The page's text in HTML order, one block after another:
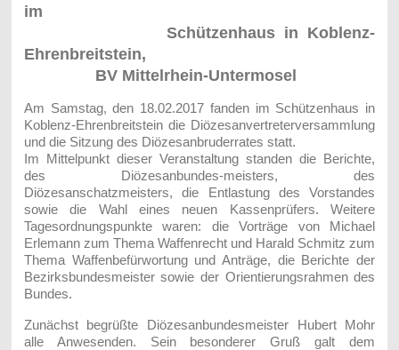
im
Schützenhaus in Koblenz-
Ehrenbreitstein,
BV Mittelrhein-Untermosel
Am Samstag, den 18.02.2017 fanden im Schützenhaus in
Koblenz-Ehrenbreitstein die Diözesanvertreterversammlung
und die Sitzung des Diözesanbruderrates statt.
Im Mittelpunkt dieser Veranstaltung standen die Berichte,
des Diözesanbundes-meisters, des
Diözesanschatzmeisters, die Entlastung des Vorstandes
sowie die Wahl eines neuen Kassenprüfers. Weitere
Tagesordnungspunkte waren: die Vorträge von Michael
Erlemann zum Thema Waffenrecht und Harald Schmitz zum
Thema Waffenbefürwortung und Anträge, die Berichte der
Bezirksbundesmeister sowie der Orientierungsrahmen des
Bundes.
Zunächst begrüßte Diözesanbundesmeister Hubert Mohr
alle Anwesenden. Sein besonderer Gruß galt dem